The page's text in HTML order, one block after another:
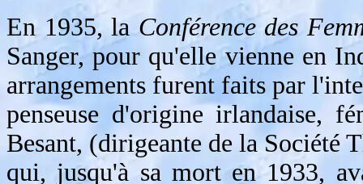
En 1935, laConférence des
Sanger, pour qu'elle vienne en
arrangements furent faits par
penseuse d'origine irlandaise,
Besant, (dirigeante de la Société
qui, jusqu'à sa mort en 1933,